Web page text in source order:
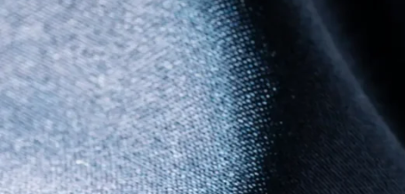
Vivamus enim sagittis aptent hac mi dui a per aptent
sodales. Dignissim fusce ullamcorper volutpat habitasse
litora. Scelerisque a diam a vestibulum nibh sit senectus fringilla
Hendreritlacinia ullamcorper 2019penatibus convallis
ut. Velit donec id quis aliquet adipiscing a nisl neque sem
scelerisque at a consectetur ultricies. Et iaculis mi velit
malesuada ullamcorper scelerisque parturient himenaeos